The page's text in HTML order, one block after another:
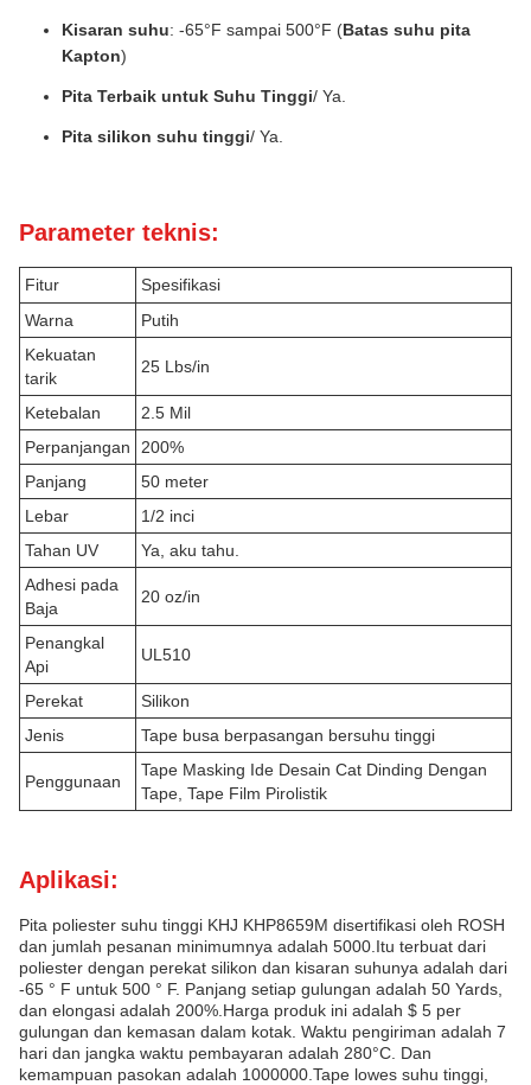
Kisaran suhu: -65°F sampai 500°F (Batas suhu pita
Kapton)
Pita Terbaik untuk Suhu Tinggi/ Ya.
Pita silikon suhu tinggi/ Ya.
Parameter teknis:
Fitur
Spesifikasi
Warna
Putih
Kekuatan
tarik
25 Lbs/in
Ketebalan
2.5 Mil
Perpanjangan
200%
Panjang
50 meter
Lebar
1/2 inci
Tahan UV
Ya, aku tahu.
Adhesi pada
Baja
20 oz/in
Penangkal
Api
UL510
Perekat
Silikon
Jenis
Tape busa berpasangan bersuhu tinggi
Penggunaan
Tape Masking Ide Desain Cat Dinding Dengan
Tape, Tape Film Pirolistik
Aplikasi:
Pita poliester suhu tinggi KHJ KHP8659M disertifikasi oleh ROSH
dan jumlah pesanan minimumnya adalah 5000.Itu terbuat dari
poliester dengan perekat silikon dan kisaran suhunya adalah dari
-65 ° F untuk 500 ° F. Panjang setiap gulungan adalah 50 Yards,
dan elongasi adalah 200%.Harga produk ini adalah $ 5 per
gulungan dan kemasan dalam kotak. Waktu pengiriman adalah 7
hari dan jangka waktu pembayaran adalah 280°C. Dan
kemampuan pasokan adalah 1000000.Tape lowes suhu tinggi,